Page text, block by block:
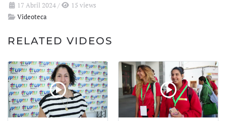
17 Abril 2024/
15 views
Videoteca
RELATED VIDEOS